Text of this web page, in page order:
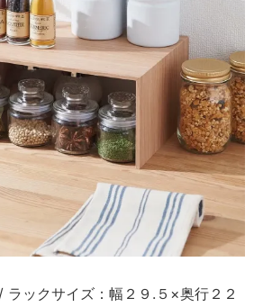
ックサイズ：幅２９.５×奥行２２